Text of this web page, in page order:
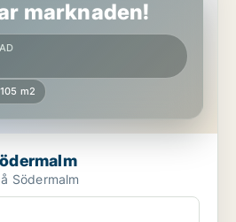
marknaden!
m2
Södermalm